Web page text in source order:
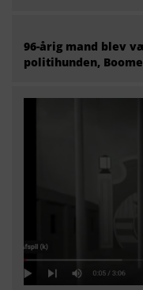
96-årig mand blev
politihunden,